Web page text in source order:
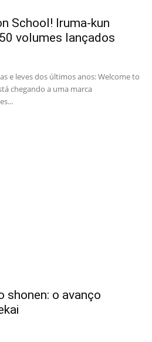
School! Iruma-kun
volumes lançados
e leves dos últimos anos: Welcome to
chegando a uma marca
shonen: o avanço